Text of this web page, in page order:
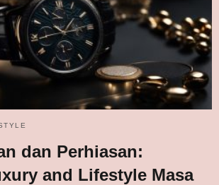
dan Perhiasan:
and Lifestyle Masa